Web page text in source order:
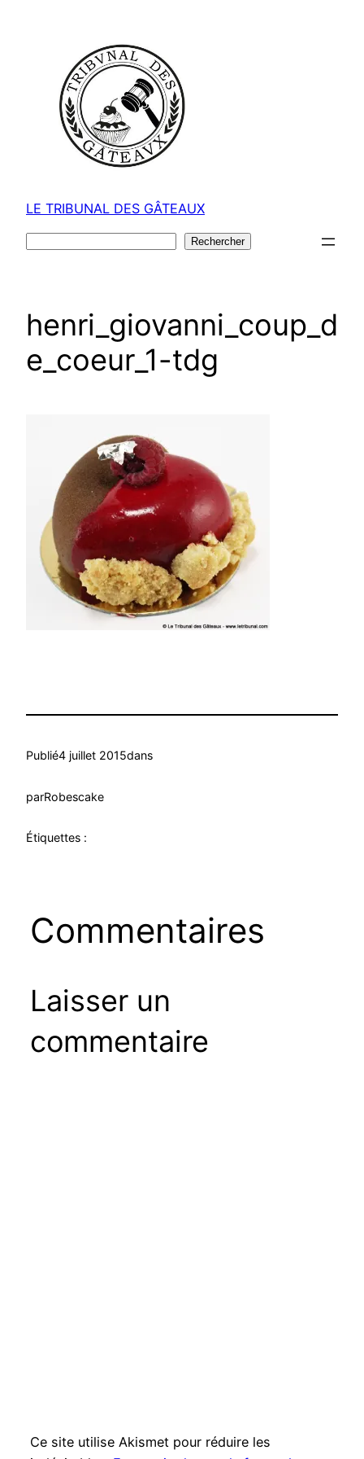
LE TRIBUNAL DES GÂTEAUX
Rechercher
henri_giovanni_coup_d
e_coeur_1-tdg
Publié4 juillet 2015dans
parRobescake
Étiquettes :
Commentaires
Laisser un
commentaire
Ce site utilise Akismet pour réduire les